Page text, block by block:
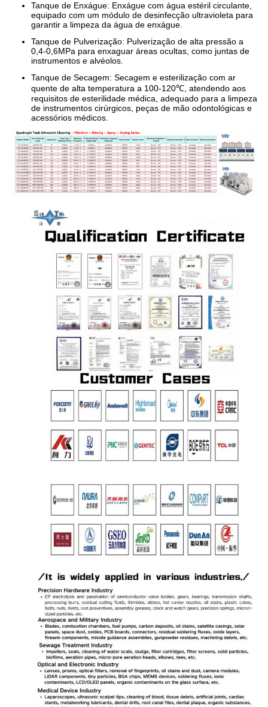
Tanque de Enxágue: Enxágue com água estéril circulante,
equipado com um módulo de desinfecção ultravioleta para
garantir a limpeza da água de enxágue.
Tanque de Pulverização: Pulverização de alta pressão a
0,4-0,6MPa para enxaguar áreas ocultas, como juntas de
instrumentos e alvéolos.
Tanque de Secagem: Secagem e esterilização com ar
quente de alta temperatura a 100-120℃, atendendo aos
requisitos de esterilidade médica, adequado para a limpeza
de instrumentos cirúrgicos, peças de mão odontológicas e
acessórios médicos.